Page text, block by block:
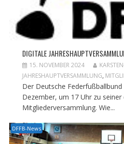
DIGITALE
15. NOVEMBER 2024
JAHRESHAUPTVERSAMMLUNG,
Der Deutsche
Dezember, um 17 Uhr zu seiner
Mitgliederversammlung. Wie...
DFFB-News